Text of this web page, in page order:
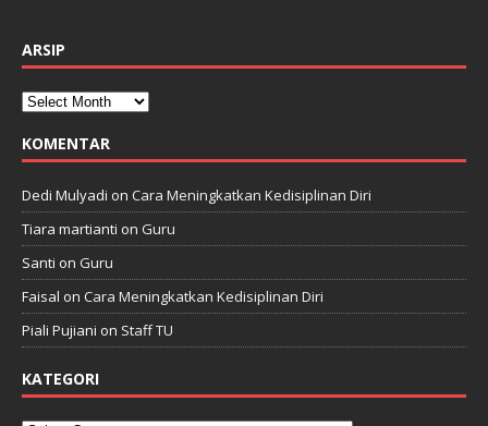
ARSIP
KOMENTAR
Dedi Mulyadi on Cara Meningkatkan Kedisiplinan Diri
Tiara martianti on Guru
Santi on Guru
Faisal on Cara Meningkatkan Kedisiplinan Diri
Piali Pujiani on Staff TU
KATEGORI